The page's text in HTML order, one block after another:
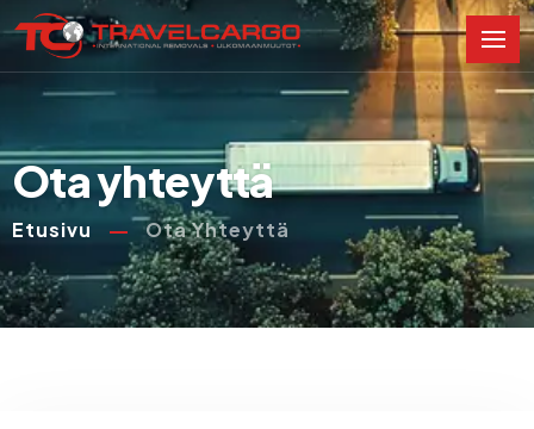
Ota yhteyttä
Etusivu Ota Yhteyttä